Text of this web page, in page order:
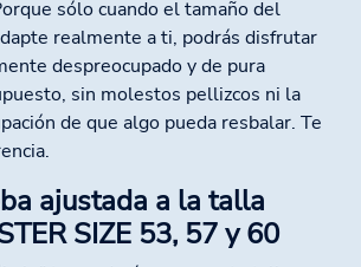
sólo cuando el tamaño del
realmente a ti, podrás disfrutar
despreocupado y de pura
sin molestos pellizcos ni la
de que algo pueda resbalar. Te
ajustada a la talla
SIZE 53, 57 y 60